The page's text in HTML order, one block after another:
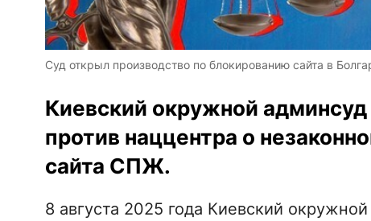
Суд открыл производство по блокированию сайта в
Киевский окружной
против наццентра о
сайта СПЖ.
8 августа 2025 года Киевский